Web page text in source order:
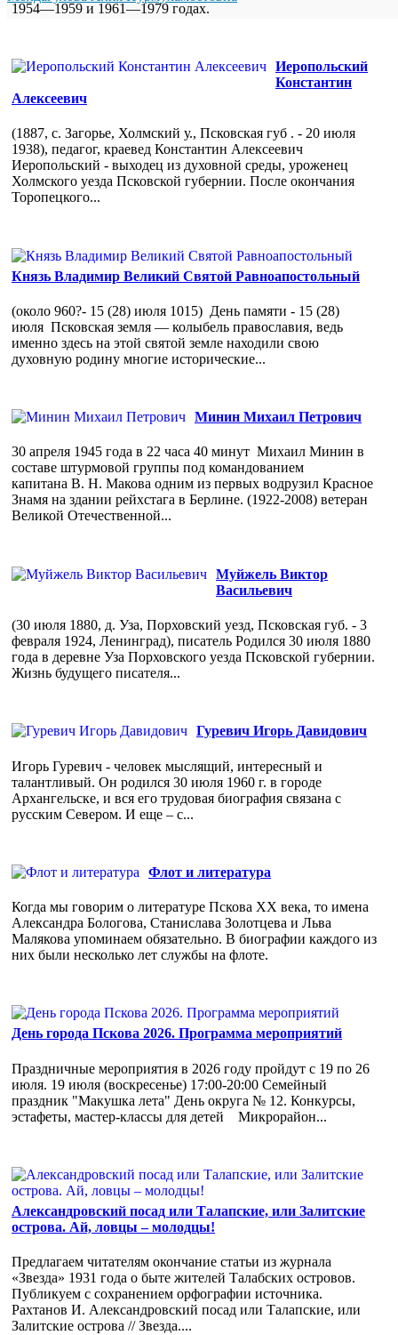
1954—1959 и 1961—1979 годах.
Иеропольский
Константин
Алексеевич
(1887, с. Загорье, Холмский у., Псковская губ . - 20 июля
1938), педагог, краевед Константин Алексеевич
Иеропольский - выходец из духовной среды, уроженец
Холмского уезда Псковской губернии. После окончания
Торопецкого...
Князь Владимир Великий Святой Равноапостольный
(около 960?- 15 (28) июля 1015) День памяти - 15 (28)
июля Псковская земля — колыбель православия, ведь
именно здесь на этой святой земле находили свою
духовную родину многие исторические...
Минин Михаил Петрович
30 апреля 1945 года в 22 часа 40 минут Михаил Минин в
составе штурмовой группы под командованием
капитана В. Н. Макова одним из первых водрузил Красное
Знамя на здании рейхстага в Берлине. (1922-2008) ветеран
Великой Отечественной...
Муйжель Виктор
Васильевич
(30 июля 1880, д. Уза, Порховский уезд, Псковская губ. - 3
февраля 1924, Ленинград), писатель Родился 30 июля 1880
года в деревне Уза Порховского уезда Псковской губернии.
Жизнь будущего писателя...
Гуревич Игорь Давидович
Игорь Гуревич - человек мыслящий, интересный и
талантливый. Он родился 30 июля 1960 г. в городе
Архангельске, и вся его трудовая биография связана с
русским Севером. И еще – с...
Флот и литература
Когда мы говорим о литературе Пскова ХХ века, то имена
Александра Бологова, Станислава Золотцева и Льва
Малякова упоминаем обязательно. В биографии каждого из
них были несколько лет службы на флоте.
День города Пскова 2026. Программа мероприятий
Праздничные мероприятия в 2026 году пройдут с 19 по 26
июля. 19 июля (воскресенье) 17:00-20:00 Семейный
праздник "Макушка лета" День округа № 12. Конкурсы,
эстафеты, мастер-классы для детей Микрорайон...
Александровский посад или Талапские, или Залитские
острова. Ай, ловцы – молодцы!
Предлагаем читателям окончание статьи из журнала
«Звезда» 1931 года о быте жителей Талабских островов.
Публикуем с сохранением орфографии источника.
Рахтанов И. Александровский посад или Талапские, или
Залитские острова // Звезда....